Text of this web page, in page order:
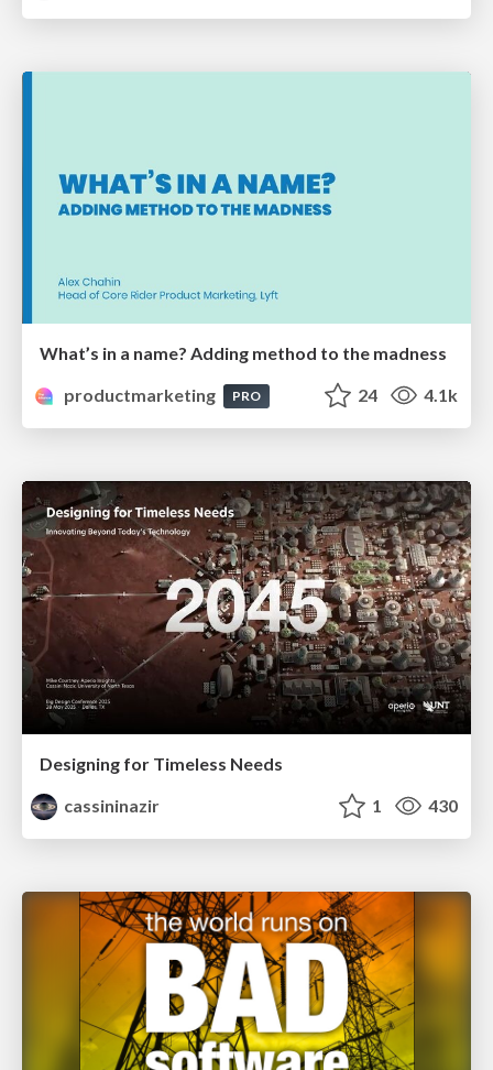
What’s in a name? Adding method to the madness
productmarketing
PRO 24 4.1k
Designing for Timeless Needs
cassininazir
1 430